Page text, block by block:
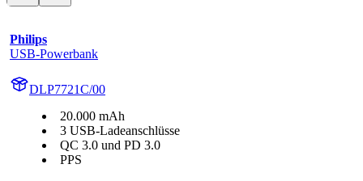
Philips
USB-Powerbank
DLP7721C/00
20.000 mAh
3 USB-Ladeanschlüsse
QC 3.0 und PD 3.0
PPS